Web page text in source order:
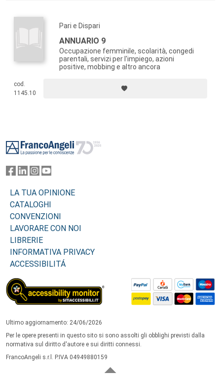
Pari e Dispari
ANNUARIO 9
Occupazione femminile, scolarità, congedi
parentali, servizi per l'impiego, azioni
positive, mobbing e altro ancora
cod.
1145.10
LA TUA OPINIONE
CATALOGHI
CONVENZIONI
LAVORARE CON NOI
LIBRERIE
INFORMATIVA PRIVACY
ACCESSIBILITÁ
Ultimo aggiornamento: 24/06/2026
Per le opere presenti in questo sito si sono assolti gli obblighi previsti dalla
normativa sul diritto d'autore e sui diritti connessi.
FrancoAngeli s.r.l. P.IVA 04949880159